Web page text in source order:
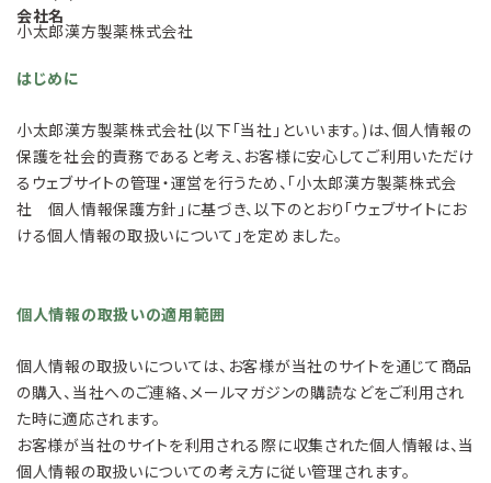
会社名
小太郎漢方製薬株式会社
はじめに
小太郎漢方製薬株式会社(以下「当社」といいます。)は、個人情報の
保護を社会的責務であると考え、お客様に安心してご利用いただけ
るウェブサイトの管理・運営を行うため、「小太郎漢方製薬株式会
社 個人情報保護方針」に基づき、以下のとおり「ウェブサイトにお
ける個人情報の取扱いについて」を定めました。
個人情報の取扱いの適用範囲
個人情報の取扱いについては、お客様が当社のサイトを通じて商品
の購入、当社へのご連絡、メールマガジンの購読などをご利用され
た時に適応されます。
お客様が当社のサイトを利用される際に収集された個人情報は、当
個人情報の取扱いについての考え方に従い管理されます。